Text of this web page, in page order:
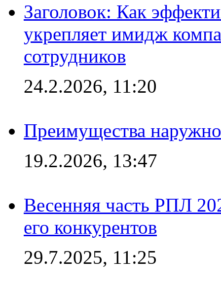
Заголовок: Как
укрепляет имидж
сотрудников
24.2.2026, 11:20
Преимущества
19.2.2026, 13:47
Весенняя часть РПЛ
его конкурентов
29.7.2025, 11:25